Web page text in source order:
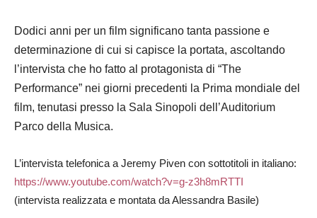
Dodici anni per un film significano tanta passione e
determinazione di cui si capisce la portata, ascoltando
l’intervista che ho fatto al protagonista di “The
Performance” nei giorni precedenti la Prima mondiale del
film, tenutasi presso la Sala Sinopoli dell’Auditorium
Parco della Musica.
L’intervista telefonica a Jeremy Piven con sottotitoli in italiano:
https://www.youtube.com/watch?v=g-z3h8mRTTI
(intervista realizzata e montata da Alessandra Basile)